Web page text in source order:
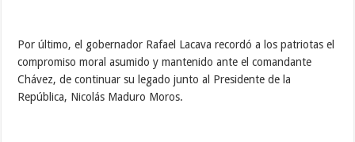
Por último, el gobernador Rafael Lacava recordó a los patriotas el
compromiso moral asumido y mantenido ante el comandante
Chávez, de continuar su legado junto al Presidente de la
República, Nicolás Maduro Moros.